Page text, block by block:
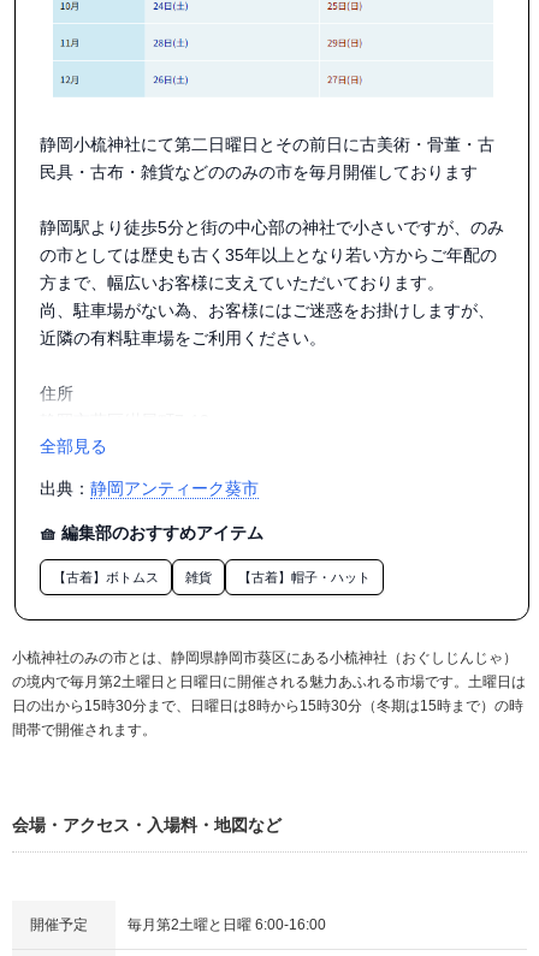
静岡小梳神社にて第二日曜日とその前日に古美術・骨董・古
民具・古布・雑貨などののみの市を毎月開催しております
静岡駅より徒歩5分と街の中心部の神社で小さいですが、のみ
の市としては歴史も古く35年以上となり若い方からご年配の
方まで、幅広いお客様に支えていただいております。
尚、駐車場がない為、お客様にはご迷惑をお掛けしますが、
近隣の有料駐車場をご利用ください。
住所
営業時間
毎月第2日曜日と前日土曜日
日の出～日没　雨天決行
アクセス
JR静岡駅より徒歩5分
全部見る
出典： 静岡アンティーク葵市
🧺 編集部のおすすめアイテム
【古着】ボトムス 雑貨 【古着】帽子・ハット
小梳神社のみの市とは、静岡県静岡市葵区にある小梳神社（おぐしじんじゃ）
の境内で毎月第2土曜日と日曜日に開催される魅力あふれる市場です。土曜日は
日の出から15時30分まで、日曜日は8時から15時30分（冬期は15時まで）の時
間帯で開催されます。
会場・アクセス・入場料・地図など
開催予定 毎月第2土曜と日曜 6:00-16:00